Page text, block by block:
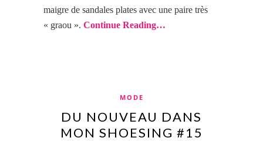
maigre de sandales plates avec une paire très
« graou ». Continue Reading…
MODE
DU NOUVEAU DANS
MON SHOESING #15